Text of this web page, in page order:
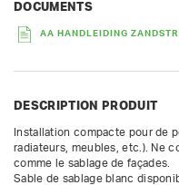
DOCUMENTS
AA HANDLEIDING
DESCRIPTION PRODUIT
Installation compacte pour de
radiateurs, meubles, etc.). Ne
comme le sablage de façades.
Sable de sablage blanc